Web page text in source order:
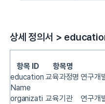
상세 정의서 >
항목 ID 항목명
education
Name
교육과정명 연구개
organizati 교육기관 연구개